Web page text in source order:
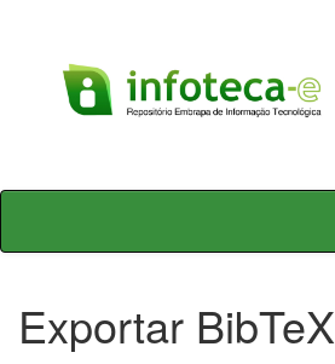
Skip
Exportar BibTeX